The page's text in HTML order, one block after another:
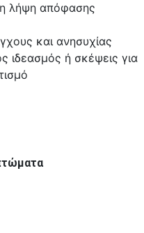
λήψη απόφασης
και ανησυχίας
ιδεασμός ή σκέψεις για